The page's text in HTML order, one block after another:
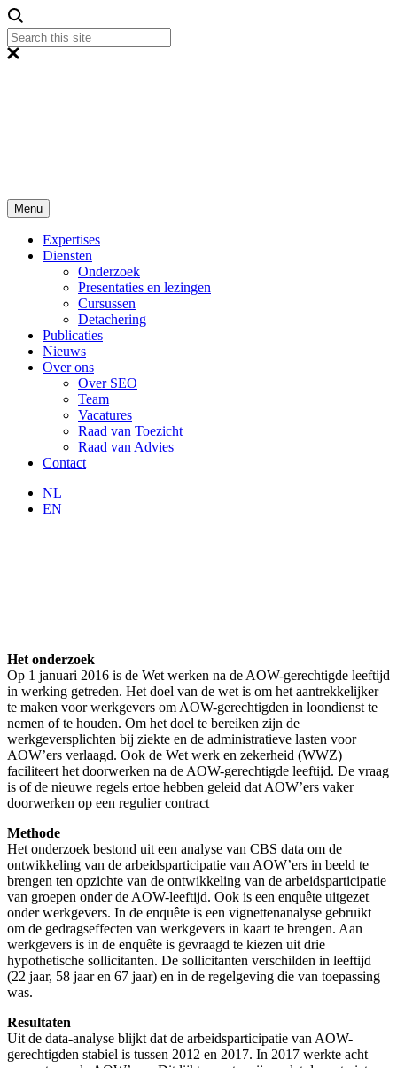
Menu
Expertises
Diensten
Onderzoek
Presentaties en lezingen
Cursussen
Detachering
Publicaties
Nieuws
Over ons
Over SEO
Team
Vacatures
Raad van Toezicht
Raad van Advies
Contact
NL
EN
Het onderzoek
Op 1 januari 2016 is de Wet werken na de AOW-gerechtigde leeftijd
in werking getreden. Het doel van de wet is om het aantrekkelijker
te maken voor werkgevers om AOW-gerechtigden in loondienst te
nemen of te houden. Om het doel te bereiken zijn de
werkgeversplichten bij ziekte en de administratieve lasten voor
AOW’ers verlaagd. Ook de Wet werk en zekerheid (WWZ)
faciliteert het doorwerken na de AOW-gerechtigde leeftijd. De vraag
is of de nieuwe regels ertoe hebben geleid dat AOW’ers vaker
doorwerken op een regulier contract
Methode
Het onderzoek bestond uit een analyse van CBS data om de
ontwikkeling van de arbeidsparticipatie van AOW’ers in beeld te
brengen ten opzichte van de ontwikkeling van de arbeidsparticipatie
van groepen onder de AOW-leeftijd. Ook is een enquête uitgezet
onder werkgevers. In de enquête is een vignettenanalyse gebruikt
om de gedragseffecten van werkgevers in kaart te brengen. Aan
werkgevers is in de enquête is gevraagd te kiezen uit drie
hypothetische sollicitanten. De sollicitanten verschilden in leeftijd
(22 jaar, 58 jaar en 67 jaar) en in de regelgeving die van toepassing
was.
Resultaten
Uit de data-analyse blijkt dat de arbeidsparticipatie van AOW-
gerechtigden stabiel is tussen 2012 en 2017. In 2017 werkte acht